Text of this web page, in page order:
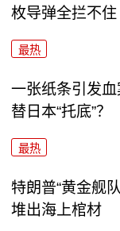
枚导弹全拦不住
最热
一张纸条引发
替日本“托底”？
最热
特朗普“黄金舰
堆出海上棺材